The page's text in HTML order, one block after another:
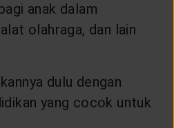
anak dalam
olahraga, dan lain
dulu dengan
yang cocok untuk